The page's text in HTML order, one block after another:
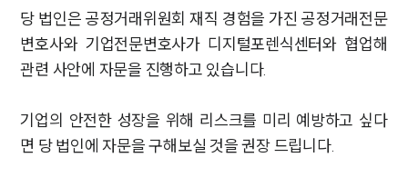
그룹소개
대륜의 강점
기업의뢰인을 위한 장점
업무협력·법률자문 기업
오시는 길
고객의 소리
통합검색
AI대륜
당 법인은 공정거래위원회 재직 경험을 가진 공정거래전문
변호사와 기업전문변호사가 디지털포렌식센터와 협업해
관련 사안에 자문을 진행하고 있습니다.
기업의 안전한 성장을 위해 리스크를 미리 예방하고 싶다
면 당 법인에 자문을 구해보실 것을 권장 드립니다.